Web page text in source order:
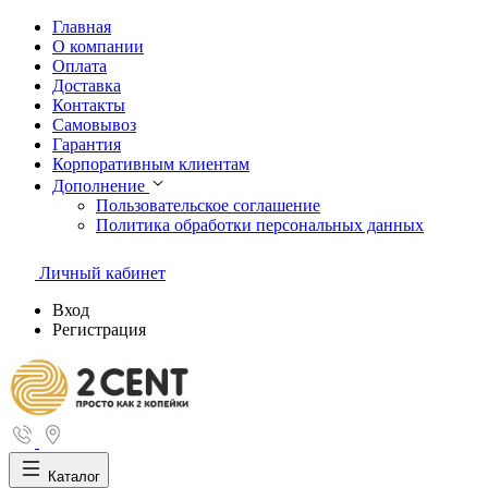
Главная
О компании
Оплата
Доставка
Контакты
Самовывоз
Гарантия
Корпоративным клиентам
Дополнение
Пользовательское соглашение
Политика обработки персональных данных
Личный кабинет
Вход
Регистрация
Каталог